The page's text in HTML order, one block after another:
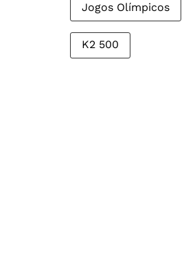
Jogos Olímpicos
K2 500